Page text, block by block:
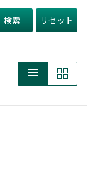
検索 リセット